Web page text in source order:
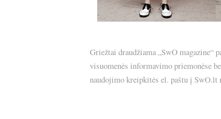
Griežtai draudžiama „SwO magazine“
visuomenės informavimo priemonėse
naudojimo kreipkitės el. paštu į